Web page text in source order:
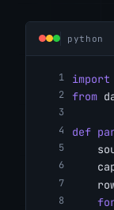
python
import
from
def